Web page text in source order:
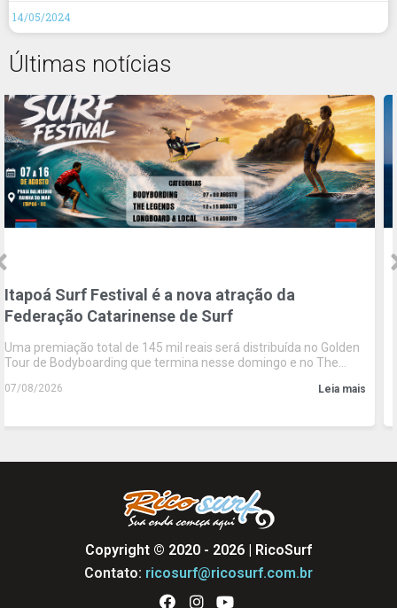
14/05/2024
Últimas notícias
Itapoá Surf Festival é a nova atração da
Federação Catarinense de Surf
Uma premiação total de 145 mil reais será distribuída no Golden
Tour de Bodyboarding que termina nesse domingo e no The
Leia mais
07/08/2026
Copyright © 2020 - 2026 | RicoSurf
Contato: ricosurf@ricosurf.com.br